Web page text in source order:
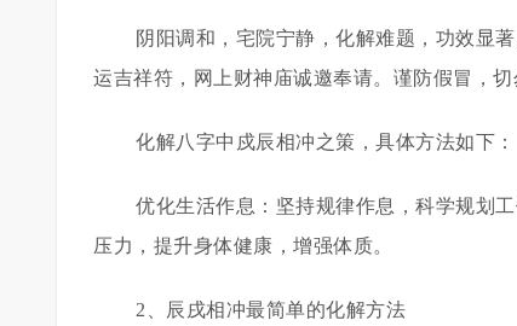
阴阳调和，宅院宁静，化解难题，功效显
运吉祥符，网上财神庙诚邀奉请。谨防假冒，切
化解八字中戍辰相冲之策，具体方法如下：
优化生活作息：坚持规律作息，科学规划
压力，提升身体健康，增强体质。
2、辰戌相冲最简单的化解方法